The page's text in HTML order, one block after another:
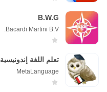
B.W.G
Bacardi Martini B.V.
تعلم اللغة إندونيسية
MetaLanguage